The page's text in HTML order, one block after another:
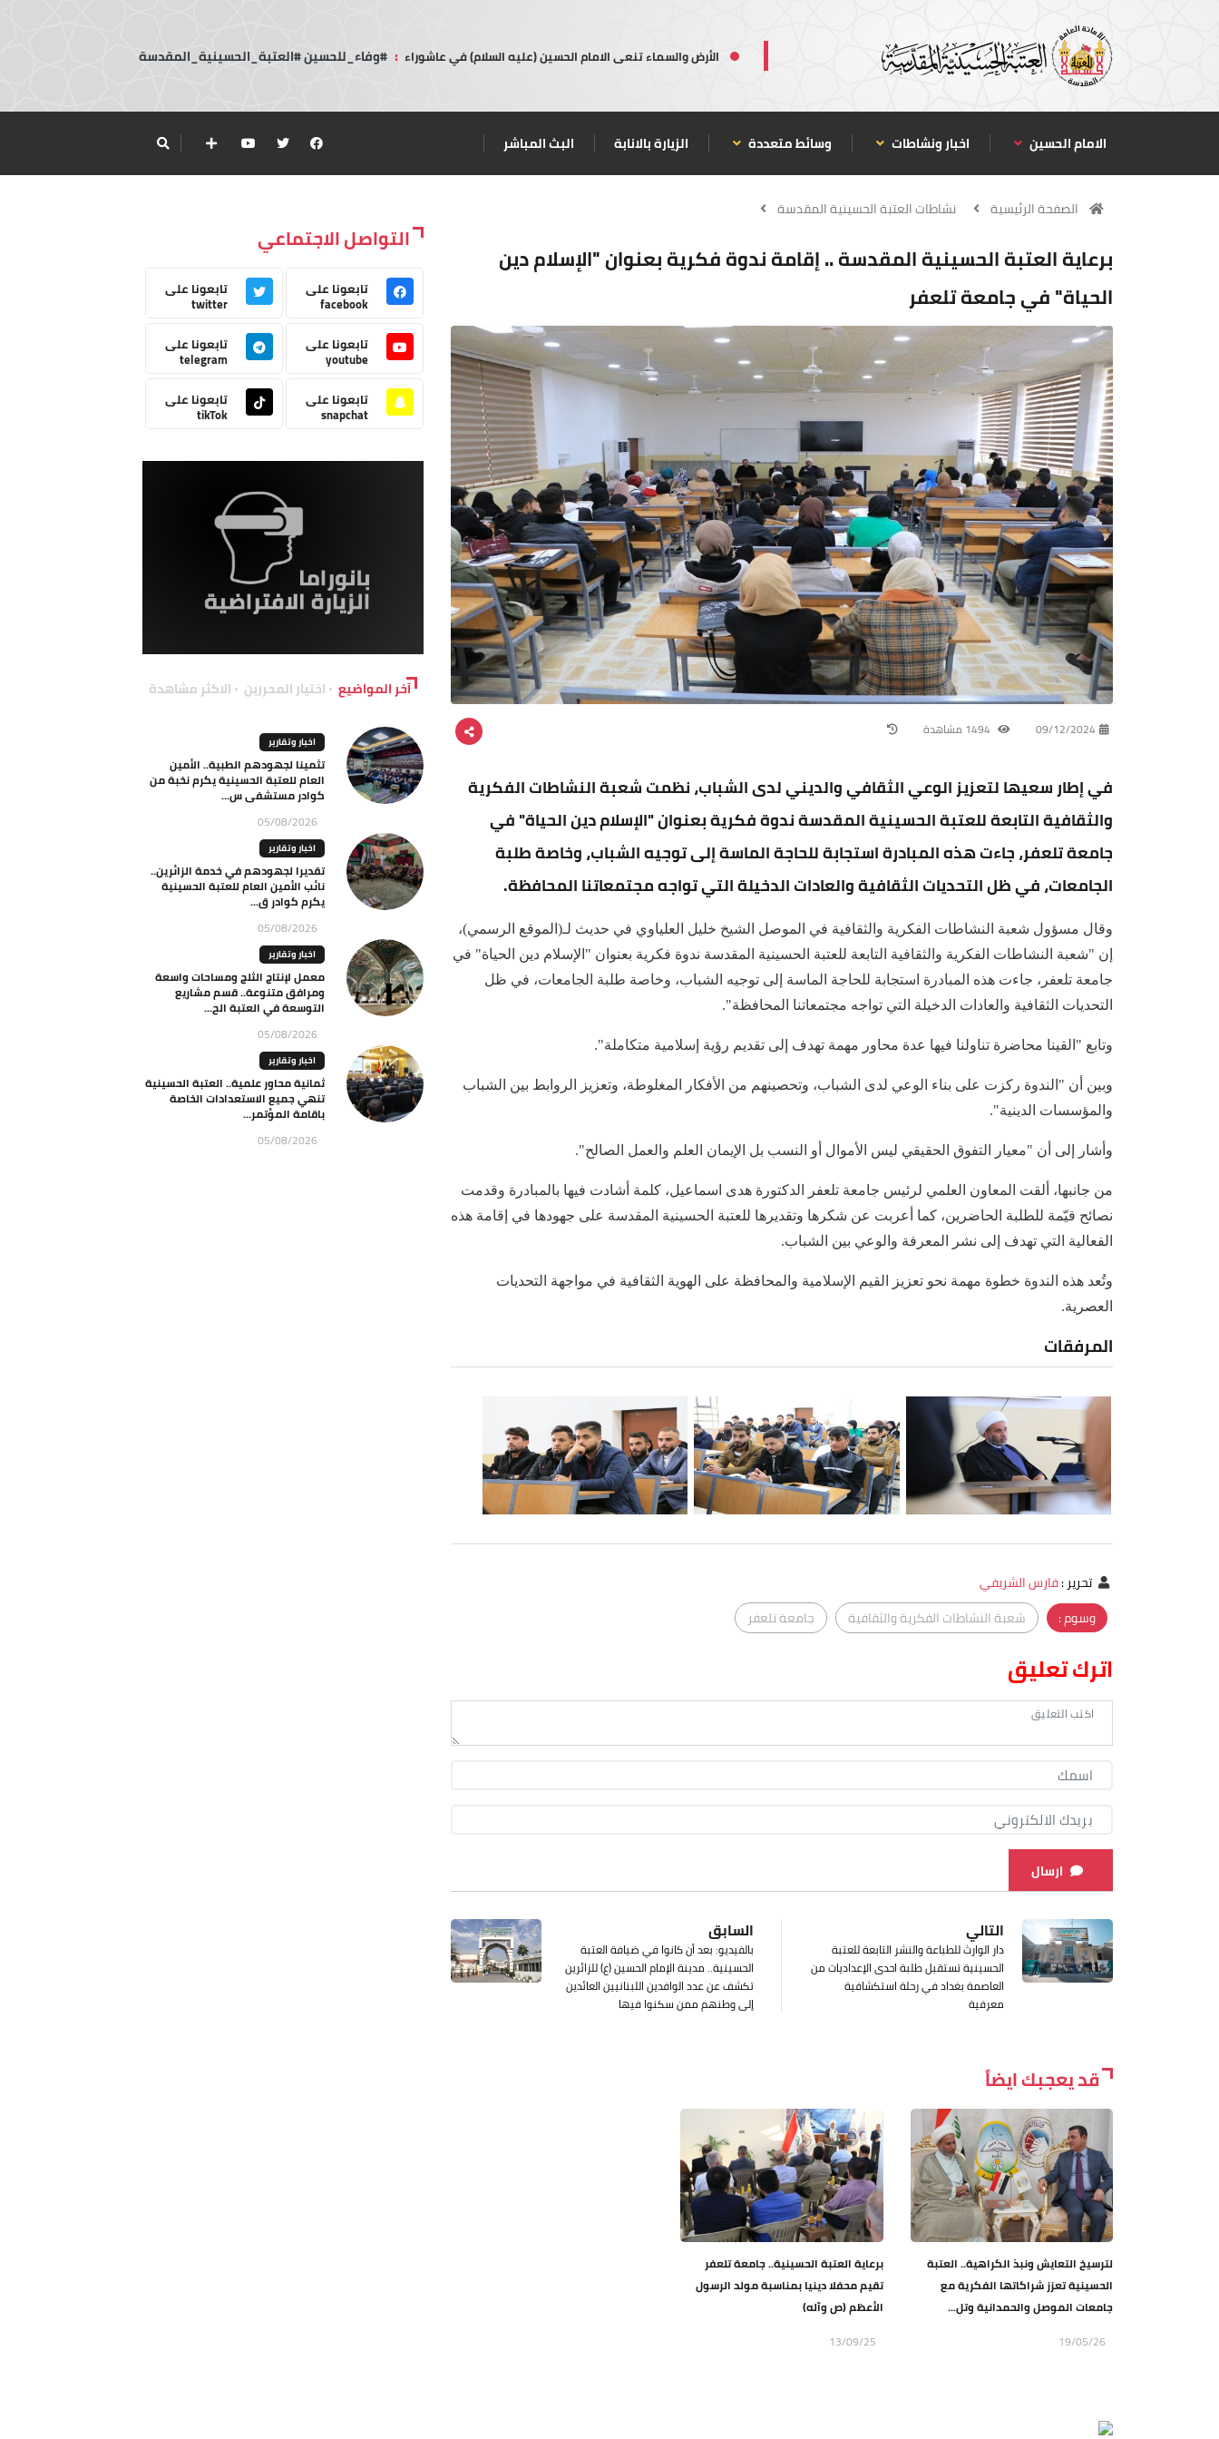
الأرض والسماء تنعى الامام الحسين (عليه السلام) في عاشوراء : #وفاء_للحسين #العتبة_الحسينية_المقدسة
الامام الحسين اخبار ونشاطات وسائط متعددة الزيارة بالانابة البث المباشر
الصفحة الرئيسية نشاطات العتبة الحسينية المقدسة
برعاية العتبة الحسينية المقدسة .. إقامة ندوة فكرية بعنوان "الإسلام دين
الحياة" في جامعة تلعفر
09/12/2024
في إطار سعيها لتعزيز الوعي الثقافي والديني لدى الشباب، نظمت شعبة النشاطات الفكرية
والثقافية التابعة للعتبة الحسينية المقدسة ندوة فكرية بعنوان "الإسلام دين الحياة" في
جامعة تلعفر، جاءت هذه المبادرة استجابة للحاجة الماسة إلى توجيه الشباب، وخاصة طلبة
الجامعات، في ظل التحديات الثقافية والعادات الدخيلة التي تواجه مجتمعاتنا المحافظة.
وقال مسؤول شعبة النشاطات الفكرية والثقافية في الموصل الشيخ خليل العلياوي في حديث لـ(الموقع الرسمي)،
إن "شعبة النشاطات الفكرية والثقافية التابعة للعتبة الحسينية المقدسة ندوة فكرية بعنوان "الإسلام دين الحياة" في
جامعة تلعفر، جاءت هذه المبادرة استجابة للحاجة الماسة إلى توجيه الشباب، وخاصة طلبة الجامعات، في ظل
التحديات الثقافية والعادات الدخيلة التي تواجه مجتمعاتنا المحافظة".
وتابع "القينا محاضرة تناولنا فيها عدة محاور مهمة تهدف إلى تقديم رؤية إسلامية متكاملة".
وبين أن "الندوة ركزت على بناء الوعي لدى الشباب، وتحصينهم من الأفكار المغلوطة، وتعزيز الروابط بين الشباب
والمؤسسات الدينية".
وأشار إلى أن "معيار التفوق الحقيقي ليس الأموال أو النسب بل الإيمان العلم والعمل الصالح".
من جانبها، ألقت المعاون العلمي لرئيس جامعة تلعفر الدكتورة هدى اسماعيل، كلمة أشادت فيها بالمبادرة وقدمت
نصائح قيّمة للطلبة الحاضرين، كما أعربت عن شكرها وتقديرها للعتبة الحسينية المقدسة على جهودها في إقامة هذه
الفعالية التي تهدف إلى نشر المعرفة والوعي بين الشباب.
وتُعد هذه الندوة خطوة مهمة نحو تعزيز القيم الإسلامية والمحافظة على الهوية الثقافية في مواجهة التحديات
العصرية.
المرفقات
تحرير:فارس الشريفي
وسوم :
شعبة النشاطات الفكرية والثقافية جامعة تلعفر
اترك تعليق
ارسال
السابق
بالفيديو: بعد أن كانوا في ضيافة العتبة
الحسينية.. مدينة الإمام الحسين (ع) للزائرين
تكشف عن عدد الوافدين اللبنانيين العائدين
إلى وطنهم ممن سكنوا فيها
التالي
دار الوارث للطباعة والنشر التابعة للعتبة
الحسينية تستقبل طلبة احدى الإعداديات من
العاصمة بغداد في رحلة استكشافية
معرفية
قد يعجبك ايضاً
لترسيخ التعايش ونبذ الكراهية.. العتبة
الحسينية تعزز شراكاتها الفكرية مع
جامعات الموصل والحمدانية وتل...
19/05/26
برعاية العتبة الحسينية.. جامعة تلعفر
تقيم محفلا دينيا بمناسبة مولد الرسول
الأعظم (ص وآله)
13/09/25
التواصل الاجتماعي
تابعونا على
facebook
تابعونا على
twitter
تابعونا على
youtube
تابعونا على
telegram
تابعونا على
snapchat
تابعونا على
tikTok
آخر المواضيع اختيار المحررين الاكثر مشاهدة
اخبار وتقارير
تثمينا لجهودهم الطبية.. الأمين
العام للعتبة الحسينية يكرم نخبة من
كوادر مستشفى س...
05/08/2026
اخبار وتقارير
تقديرا لجهودهم في خدمة الزائرين..
نائب الأمين العام للعتبة الحسينية
يكرم كوادر ق...
05/08/2026
اخبار وتقارير
معمل لإنتاج الثلج ومساحات واسعة
ومرافق متنوعة.. قسم مشاريع
التوسعة في العتبة الح...
05/08/2026
اخبار وتقارير
ثمانية محاور علمية.. العتبة الحسينية
تنهي جميع الاستعدادات الخاصة
باقامة المؤتمر...
05/08/2026